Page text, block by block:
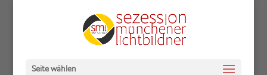
Seite wählen